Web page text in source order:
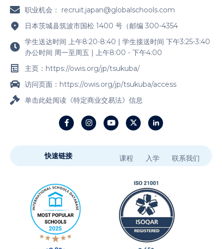
职业机会： recruit.japan@globalschools.com
日本茨城县筑波市国松 1400 号（邮编 300-4354
学生送达时间 上午8:20-8:40 | 学生接送时间 下午3:25-3:40
办公时间 周一至周五 | 上午8:00 - 下午4:00
主页：https://owis.org/jp/tsukuba/
访问页面：https://owis.org/jp/tsukuba/access
单击此处阅读《特定商业交易法》信息
快速链接 课程 入学 联系我们